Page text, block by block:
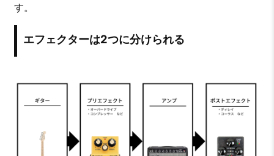
す。
エフェクターは2つに分けられる